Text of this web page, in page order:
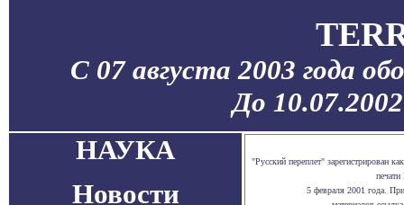
С 07 августа 2003 года
До
НАУКА
Новости
"Русский переплет" зарегистрирован
5 февраля 2001 года.